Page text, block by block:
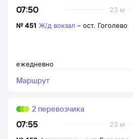
07:50 23 м
ежедневно
№451 Ж/д вокзал – ост. Гоголево
Маршрут
07:55 23 м
2 перевозчика